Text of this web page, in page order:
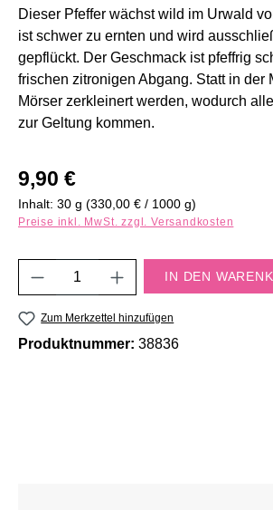
Dieser Pfeffer wächst wild im Urwald
ist schwer zu ernten und wird
gepflückt. Der Geschmack ist pfeffrig
frischen zitronigen Abgang. Statt in der
Mörser zerkleinert werden, wodurch
zur Geltung kommen.
Regulärer Preis:
9,90 €
Inhalt: 30 g (330,00 € / 1000 g)
Preise inkl. MwSt. zzgl. Versandkosten
Produkt Anzahl: Gib den
IN DEN
Zum Merkzettel hinzufügen
Produktnummer: 38836